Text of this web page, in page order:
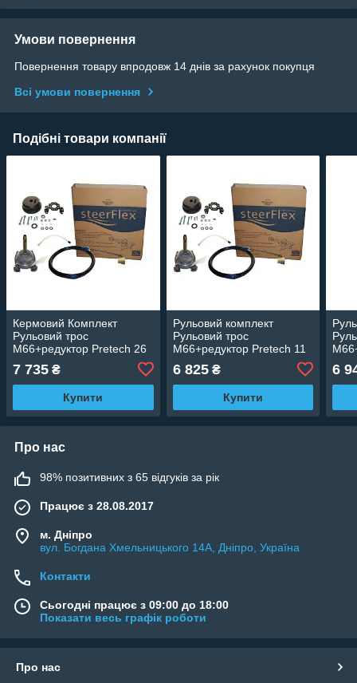
Умови повернення
Повернення товару впродовж 14 днів за рахунок покупця
Всі умови повернення
Подібні товари компанії
Кермовий Комплект
Рульовий трос
М66+редуктор Pretech 26
моторів до 150 к.с.
7 735 ₴
Купити
Рульовий комплект
Рульовий трос
М66+редуктор Pretech 11
моторів до 150 к.с.
6 825₴
Купити
6
Про нас
98% позитивних з 65 відгуків за рік
Працює з 28.08.2017
м. Дніпро
вул. Богдана Хмельницького 14А, Дніпро, Україна
Контакти
Сьогодні працює з 09:00 до 18:00
Показати весь графік роботи
Про нас